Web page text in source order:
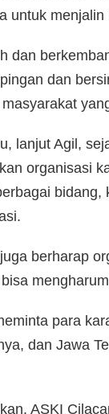
untuk
dan
dan
lanjut Agil,
organisasi
bidang,
berharap
para
dan Jawa
ASKI